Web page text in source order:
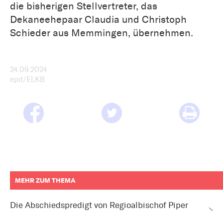
die bisherigen Stellvertreter, das
Dekaneehepaar Claudia und Christoph
Schieder aus Memmingen, übernehmen.
24.09.2024
epd/ELKB
MEHR ZUM THEMA
zum
Die Abschiedspredigt von Regioalbischof Piper